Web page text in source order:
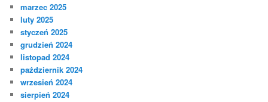
marzec 2025
luty 2025
styczeń 2025
grudzień 2024
listopad 2024
październik 2024
wrzesień 2024
sierpień 2024